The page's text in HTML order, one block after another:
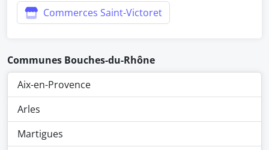
Commerces Saint-Victoret
Communes Bouches-du-Rhône
Aix-en-Provence
Arles
Martigues